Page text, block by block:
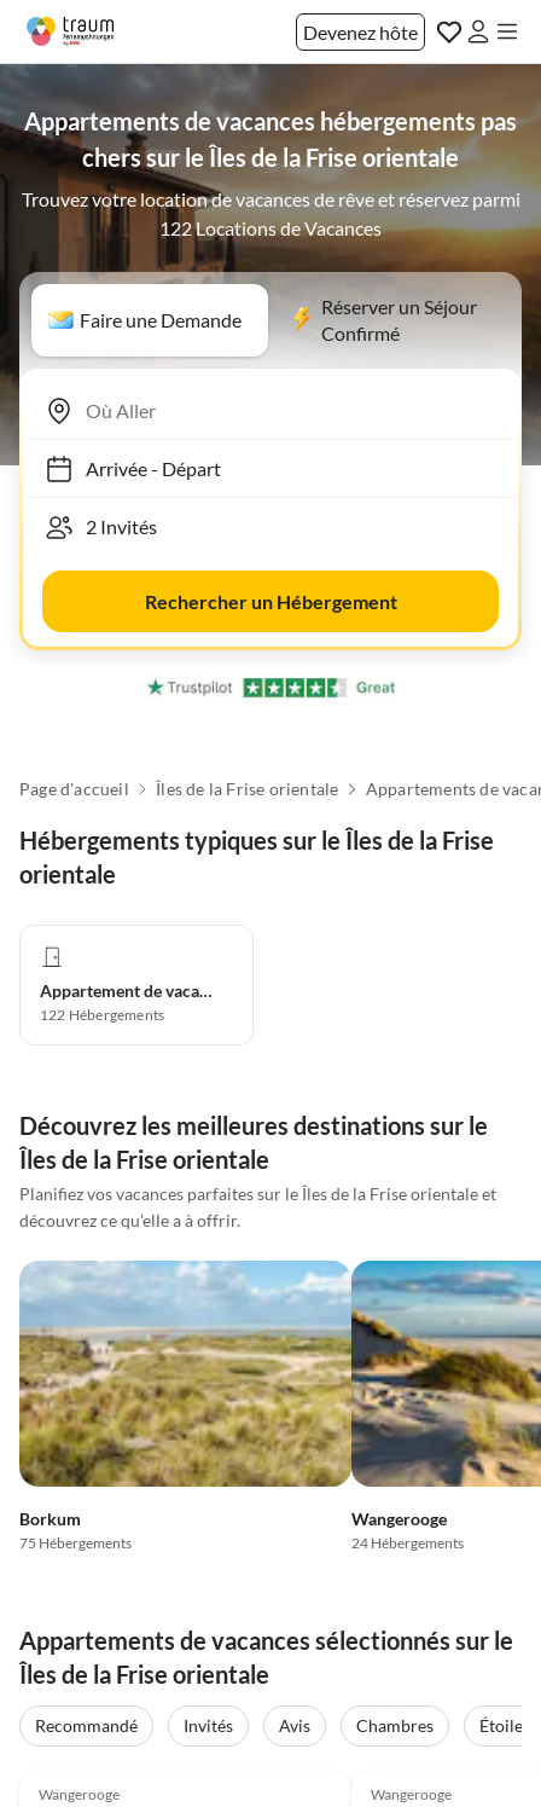
Devenez hôte
Appartements de vacances hébergements pas
chers sur le Îles de la Frise orientale
Trouvez votre location de vacances de rêve et réservez parmi
122 Locations de Vacances
Faire une Demande
Réserver un Séjour
Confirmé
Arrivée- Départ
Rechercher un Hébergement
Page d'accueil Îles de la Frise orientale
Hébergements typiques sur le Îles de la Frise
orientale
Appartement de vacances
122 Hébergements
Découvrez les meilleures destinations sur le
Îles de la Frise orientale
Planifiez vos vacances parfaites sur le Îles de la Frise orientale et
découvrez ce qu'elle a à offrir.
Borkum
75 Hébergements
Wangerooge
24 Hébergements
Appartements de vacances sélectionnés sur le
Îles de la Frise orientale
Recommandé Invités Avis Chambres
Étoiles
Wangerooge Wangerooge